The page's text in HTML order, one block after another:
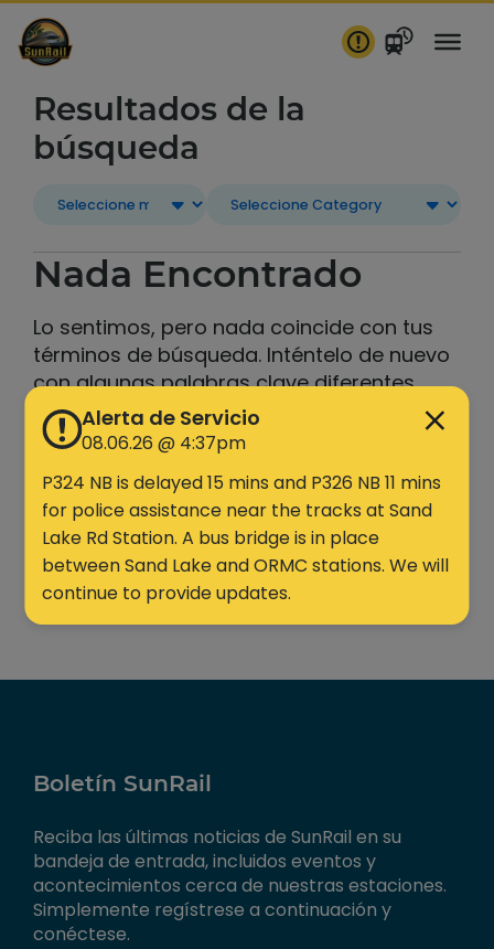
saltar
contenido
Alerta de Servicio
08.06.26 @ 4:37pm
P324 NB is delayed 15 mins and P326 NB 11 mins
for police assistance near the tracks at Sand
Lake Rd Station. A bus bridge is in place
between Sand Lake and ORMC stations. We will
continue to provide updates.
Resultados de la
búsqueda
Nada Encontrado
Lo sentimos, pero nada coincide con tus
términos de búsqueda. Inténtelo de nuevo
con algunas palabras clave diferentes.
Buscar
Boletín SunRail
Reciba las últimas noticias de SunRail en su
bandeja de entrada, incluidos eventos y
acontecimientos cerca de nuestras estaciones.
Simplemente regístrese a continuación y
conéctese.